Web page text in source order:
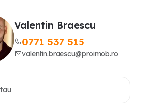
Valentin Braescu
0771 537 515
valentin.braescu@proimob.ro